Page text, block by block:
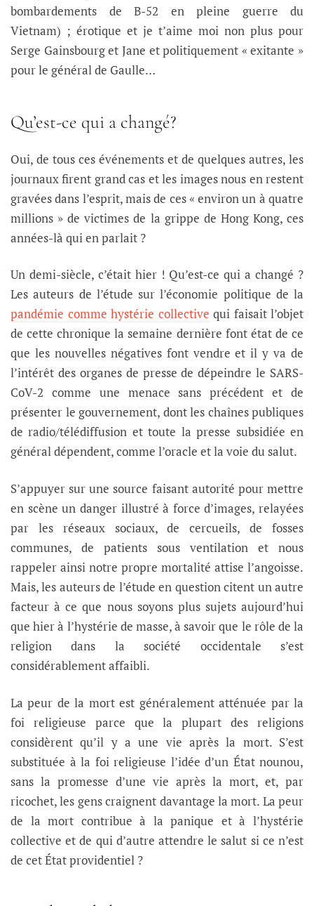
bombardements de B-52 en pleine guerre du
Vietnam) ; érotique et je t’aime moi non plus pour
Serge Gainsbourg et Jane et politiquement « exitante »
pour le général de Gaulle…
Qu’est-ce qui a changé?
Oui, de tous ces événements et de quelques autres, les
journaux firent grand cas et les images nous en restent
gravées dans l’esprit, mais de ces « environ un à quatre
millions » de victimes de la grippe de Hong Kong, ces
années-là qui en parlait ?
Un demi-siècle, c’était hier ! Qu’est-ce qui a changé ?
Les auteurs de l’étude sur l’économie politique de la
pandémie comme hystérie collective qui faisait l’objet
de cette chronique la semaine dernière font état de ce
que les nouvelles négatives font vendre et il y va de
l’intérêt des organes de presse de dépeindre le SARS-
CoV-2 comme une menace sans précédent et de
présenter le gouvernement, dont les chaînes publiques
de radio/télédiffusion et toute la presse subsidiée en
général dépendent, comme l’oracle et la voie du salut.
S’appuyer sur une source faisant autorité pour mettre
en scène un danger illustré à force d’images, relayées
par les réseaux sociaux, de cercueils, de fosses
communes, de patients sous ventilation et nous
rappeler ainsi notre propre mortalité attise l’angoisse.
Mais, les auteurs de l’étude en question citent un autre
facteur à ce que nous soyons plus sujets aujourd’hui
que hier à l’hystérie de masse, à savoirque le rôle de la
religion dans la société occidentale s’est
considérablement affaibli.
La peur de la mort est généralement atténuée par la
foi religieuse parce que la plupart des religions
considèrent qu’il y a une vie après la mort. S’est
substituée à la foi religieuse l’idée d’un État nounou,
sans la promesse d’une vie après la mort, et, par
ricochet, les gens craignent davantage la mort. La peur
de la mort contribue à la panique et à l’hystérie
collective et de qui d’autre attendre le salut si ce n’est
de cet État providentiel ?